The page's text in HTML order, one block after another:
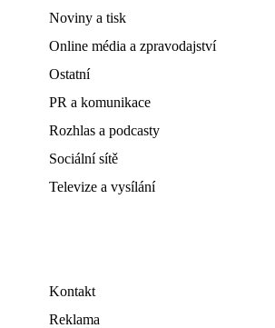
Noviny a tisk
Online média a zpravodajství
Ostatní
PR a komunikace
Rozhlas a podcasty
Sociální sítě
Televize a vysílání
Kontakt
Reklama